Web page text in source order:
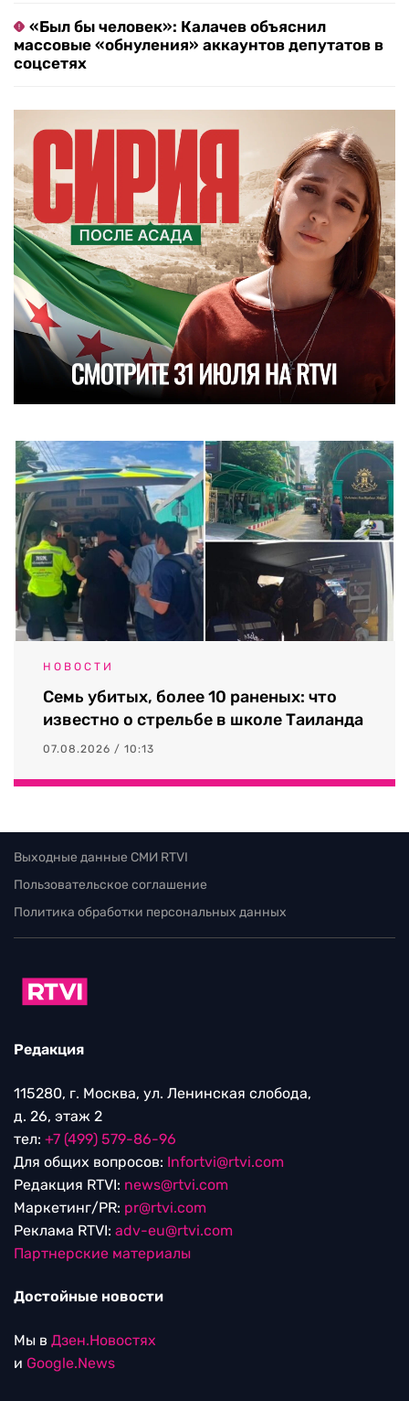
«Был бы человек»: Калачев объяснил
массовые «обнуления» аккаунтов депутатов в
соцсетях
НОВОСТИ
Семь убитых, более 10 раненых: что
известно о стрельбе в школе Таиланда
07.08.2026 / 10:13
Выходные данные СМИ RTVI
Пользовательское соглашение
Политика обработки персональных данных
Редакция
115280, г. Москва, ул. Ленинская слобода,
д. 26, этаж 2
тел: +7 (499) 579-86-96
Для общих вопросов: Infortvi@rtvi.com
Редакция RTVI: news@rtvi.com
Маркетинг/PR: pr@rtvi.com
Реклама RTVI: adv-eu@rtvi.com
Партнерские материалы
Достойные новости
Мы в Дзен.Новостях
и Google.News